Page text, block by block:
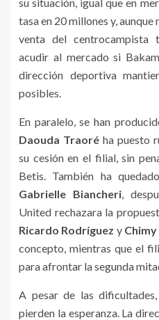
tasa en 20 millones y,
venta del centrocampista
acudir al mercado si
dirección deportiva
posibles.
En paralelo, se han
Daouda Traoré ha puesto
su cesión en el filial, sin
Betis. También ha
Gabrielle Biancheri,
United rechazara la
Ricardo Rodríguez y Chimy
concepto, mientras que el
para afrontar la segunda
A pesar de las
pierden la esperanza. La